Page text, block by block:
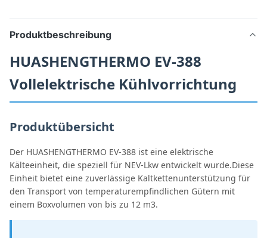
Produktbeschreibung
HUASHENGTHERMO EV-388
Vollelektrische Kühlvorrichtung
Produktübersicht
Der HUASHENGTHERMO EV-388 ist eine elektrische
Kälteeinheit, die speziell für NEV-Lkw entwickelt wurde.Diese
Einheit bietet eine zuverlässige Kaltkettenunterstützung für
den Transport von temperaturempfindlichen Gütern mit
einem Boxvolumen von bis zu 12 m3.